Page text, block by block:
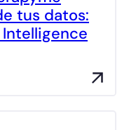
tus datos:
Intelligence